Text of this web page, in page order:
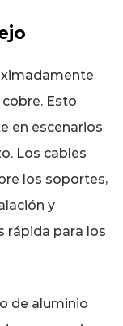
Esto
en escenarios
Los cables
los soportes,
y
rápida para los
de aluminio